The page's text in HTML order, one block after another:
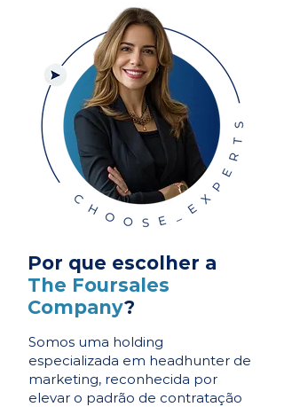
Por que escolher a
The Foursales
Company?
Somos uma holding
especializada em headhunter de
marketing, reconhecida por
elevar o padrão de contratação